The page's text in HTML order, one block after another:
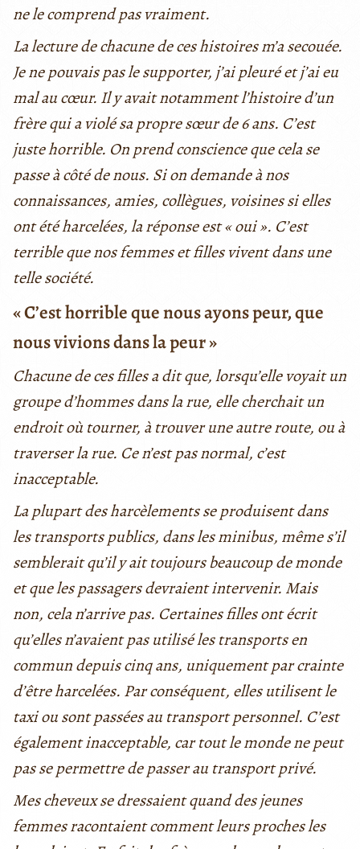
ne le comprend pas vraiment.
La lecture de chacune de ces histoires m’a secouée.
Je ne pouvais pas le supporter, j’ai pleuré et j’ai eu
mal au cœur. Il y avait notamment l’histoire d’un
frère qui a violé sa propre sœur de 6 ans. C’est
juste horrible. On prend conscience que cela se
passe à côté de nous. Si on demande à nos
connaissances, amies, collègues, voisines si elles
ont été harcelées, la réponse est « oui ». C’est
terrible que nos femmes et filles vivent dans une
telle société.
« C’est horrible que nous ayons peur, que
nous vivions dans la peur »
Chacune de ces filles a dit que, lorsqu’elle voyait un
groupe d’hommes dans la rue, elle cherchait un
endroit où tourner, à trouver une autre route, ou à
traverser la rue. Ce n’est pas normal, c’est
inacceptable.
La plupart des harcèlements se produisent dans
les transports publics, dans les minibus, même s’il
semblerait qu’il y ait toujours beaucoup de monde
et que les passagers devraient intervenir. Mais
non, cela n’arrive pas. Certaines filles ont écrit
qu’elles n’avaient pas utilisé les transports en
commun depuis cinq ans, uniquement par crainte
d’être harcelées. Par conséquent, elles utilisent le
taxi ou sont passées au transport personnel. C’est
également inacceptable, car tout le monde ne peut
pas se permettre de passer au transport privé.
Mes cheveux se dressaient quand des jeunes
femmes racontaient comment leurs proches les